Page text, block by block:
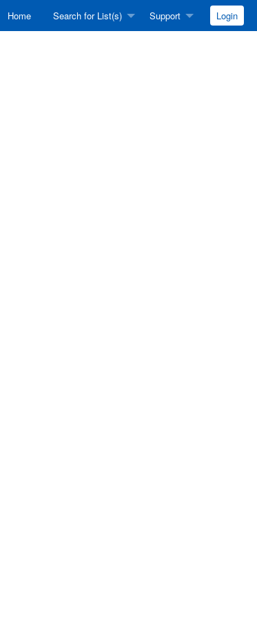
Home Search for List(s) Support Login